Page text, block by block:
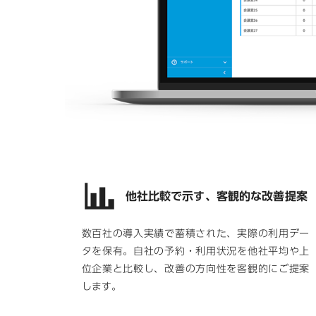
他社比較で示す、客観的な改善提案
数百社の導入実績で蓄積された、実際の利用デー
タを保有。自社の予約・利用状況を他社平均や上
位企業と比較し、改善の方向性を客観的にご提案
します。